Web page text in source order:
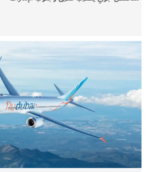
كوكب دبي
فيديو
كل الأقسام
أبناء الديرة
الفرجان
تكنولوجيا